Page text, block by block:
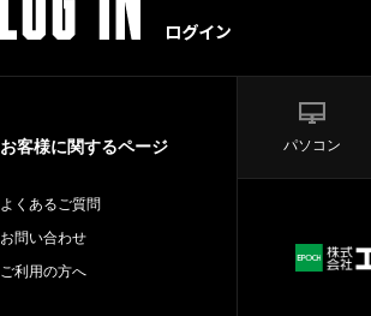
お客様に関するページ
よくあるご質問
お問い合わせ
ご利用の方へ
パソコン